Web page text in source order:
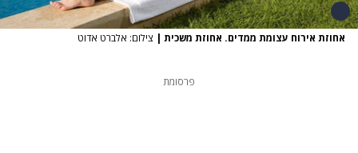
אחוזת אירוח עצומת ממדים. אחוזת משכית | צילום: אלברט אדוט
פרסומת